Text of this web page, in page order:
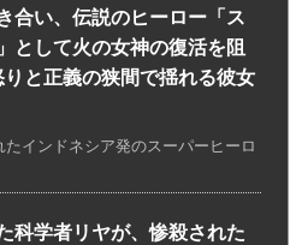
合い、伝説のヒーロー「ス
として火の女神の復活を阻
と正義の狭間で揺れる彼女
インドネシア発のスーパーヒーロ
科学者リヤが、惨殺された